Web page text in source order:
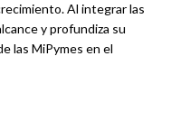
Al integrar las
y profundiza su
las MiPymes en el